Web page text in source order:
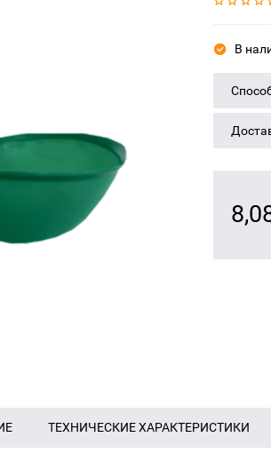
В
ТЕХНИЧЕСКИЕ ХАРАКТЕРИСТИКИ